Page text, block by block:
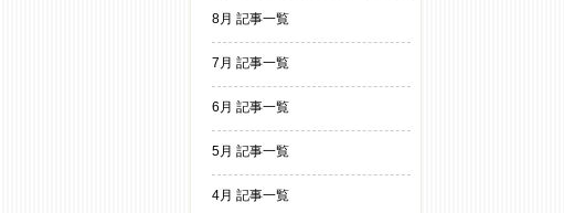
8月 記事一覧
7月 記事一覧
6月 記事一覧
5月 記事一覧
4月 記事一覧